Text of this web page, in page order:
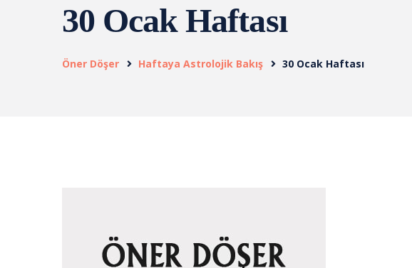
30 Ocak Haftası
Öner Döşer Haftaya Astrolojik Bakış 30 Ocak Haftası